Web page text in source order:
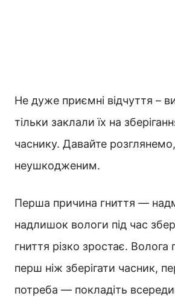
Не дуже приємні відчуття –
тільки заклали їх на
часнику. Давайте
неушкодженим.
Перша причина гниття —
надлишок вологи під час
гниття різко зростає.
перш ніж зберігати часник,
потреба — покладіть